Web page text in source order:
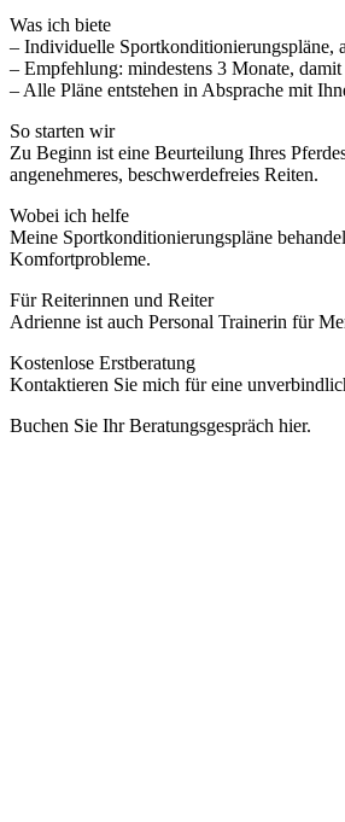
Was ich biete
– Individuelle Sportkonditionierungspläne,
– Empfehlung: mindestens 3 Monate,
– Alle Pläne entstehen in Absprache mit
So starten wir
Zu Beginn ist eine Beurteilung Ihres
angenehmeres, beschwerdefreies Reiten.
Wobei ich helfe
Meine Sportkonditionierungspläne
Komfortprobleme.
Für Reiterinnen und Reiter
Adrienne ist auch Personal Trainerin für
Kostenlose Erstberatung
Kontaktieren Sie mich für eine
Buchen Sie Ihr Beratungsgespräch hier.